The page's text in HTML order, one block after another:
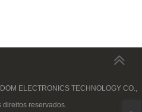
ELECTRONICS TECHNOLOGY CO.,
direitos reservados.